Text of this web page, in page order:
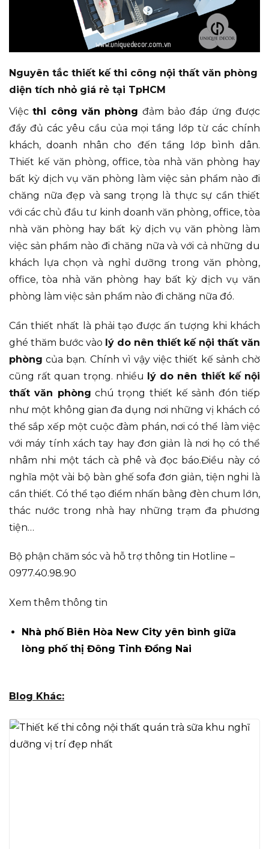
Nguyên tắc thiết kế thi công nội thất văn phòng
diện tích nhỏ giá rẻ tại TpHCM
Việcthi công văn phòng đảm bảo đáp ứng được
đầy đủ các yêu cầu của mọi tầng lớp từ các chính
khách, doanh nhân cho đến tầng lớp bình dân.
Thiết kế văn phòng, office, tòa nhà văn phòng hay
bất kỳ dịch vụ văn phòng làm việc sản phẩm nào đi
chăng nữa đẹp và sang trọng là thực sự cần thiết
với các chủ đầu tư kinh doanh văn phòng, office, tòa
nhà văn phòng hay bất kỳ dịch vụ văn phòng làm
việc sản phẩm nào đi chăng nữa và với cả những du
khách lựa chọn và nghỉ dưỡng trong văn phòng,
office, tòa nhà văn phòng hay bất kỳ dịch vụ văn
phòng làm việc sản phẩm nào đi chăng nữa đó.
Cần thiết nhất là phải tạo được ấn tượng khi khách
ghé thăm bước vào lý do nên thiết kế nội thất văn
phòng của bạn. Chính vì vậy việc thiết kế sảnh chờ
cũng rất quan trọng. nhiều lý do nên thiết kế nội
thất văn phòng chú trọng thiết kế sảnh đón tiếp
như một không gian đa dụng nơi những vị khách có
thể sắp xếp một cuộc đàm phán, nơi có thể làm việc
với máy tính xách tay hay đơn giản là nơi họ có thể
nhâm nhi một tách cà phê và đọc báo.Điều này có
nghĩa một vài bộ bàn ghế sofa đơn giản, tiện nghi là
cần thiết. Có thể tạo điểm nhấn bằng đèn chum lớn,
thác nước trong nhà hay những trạm đa phương
tiện…
Bộ phận chăm sóc và hỗ trợ thông tin Hotline –
0977.40.98.90
Xem thêm thông tin
Nhà phố Biên Hòa New City yên bình giữa
lòng phố thị Đông Tỉnh Đồng Nai
Blog Khác: